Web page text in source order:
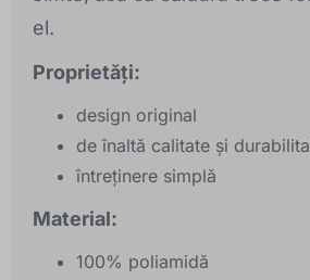
el.
Proprietăți:
design original
de înaltă calitate și
întreținere simplă
Material:
100% poliamidă